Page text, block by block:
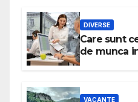
DIVERSE
Care sunt
de munca
VACANTE